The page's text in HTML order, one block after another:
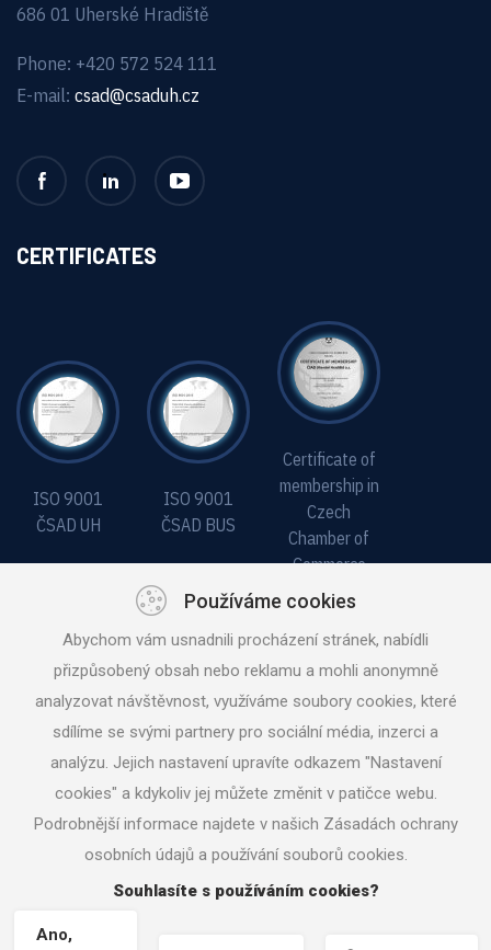
686 01 Uherské Hradiště
Phone: +420 572 524 111
E-mail: csad@csaduh.cz
CERTIFICATES
ISO 9001
ČSAD UH
ISO 9001
ČSAD BUS
Certificate of
membership in
Czech
Chamber of
Commerce
CERTIFICATE
OF A
RELIABLE
COMPANY
CERTIFICATE
OF A
VERIFIED
© 2026
Používáme cookies
Abychom vám usnadnili procházení stránek, nabídli
přizpůsobený obsah nebo reklamu a mohli anonymně
analyzovat návštěvnost, využíváme soubory cookies, které
sdílíme se svými partnery pro sociální média, inzerci a
analýzu. Jejich nastavení upravíte odkazem "Nastavení
cookies" a kdykoliv jej můžete změnit v patičce webu.
Podrobnější informace najdete v našich Zásadách ochrany
osobních údajů a používání souborů cookies.
Souhlasíte s používáním cookies?
Ano,